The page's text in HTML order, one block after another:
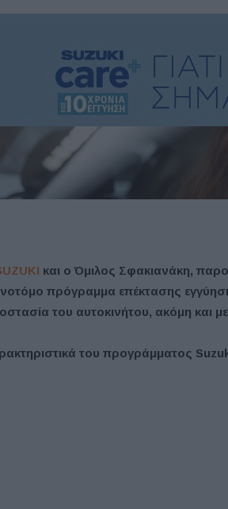
και ο Όμιλος Σφακιανάκη,
πρόγραμμα επέκτασης
του αυτοκινήτου, ακόμη και
του προγράμματος S